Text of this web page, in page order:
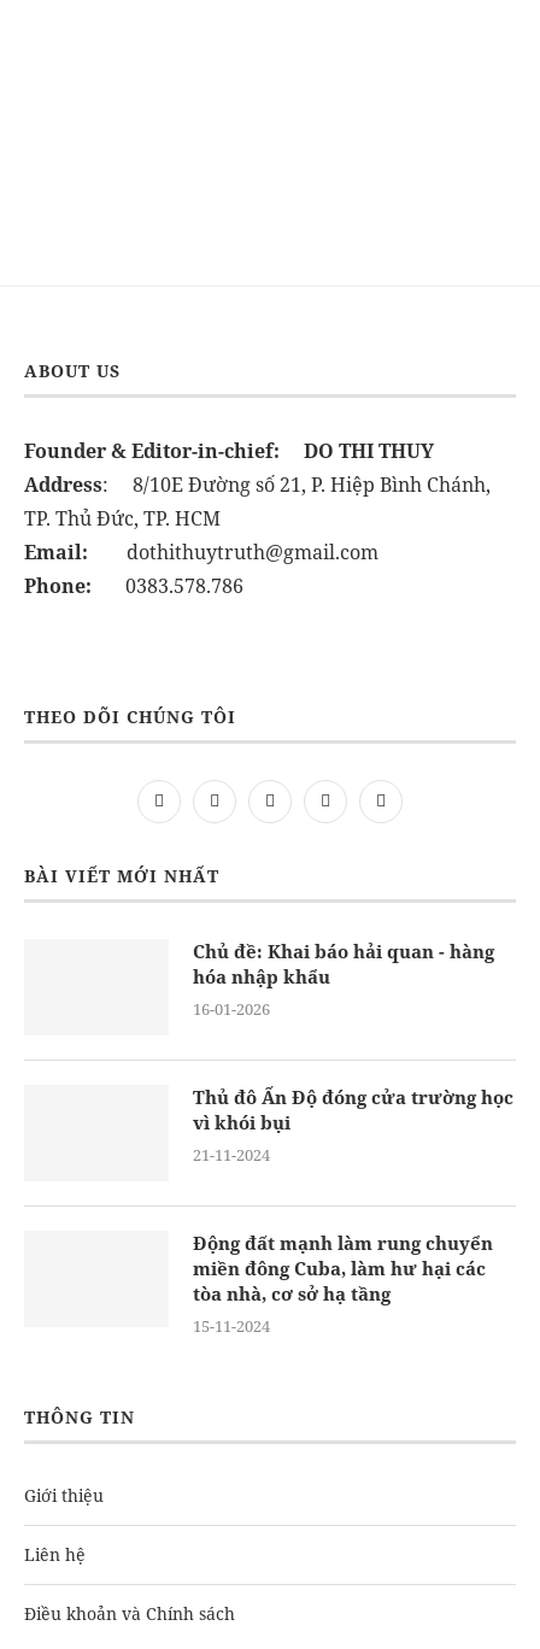
ABOUT US
Founder & Editor-in-chief:
DO THI THUY
Address: 8/10E Đường số 21, P. Hiệp Bình Chánh,
TP. Thủ Đức, TP. HCM
Email: dothithuytruth@gmail.com
Phone: 0383.578.786
THEO DÕI CHÚNG TÔI
BÀI VIẾT MỚI NHẤT
Chủ đề: Khai báo hải quan - hàng
hóa nhập khẩu
16-01-2026
Thủ đô Ấn Độ đóng cửa trường học
vì khói bụi
21-11-2024
Động đất mạnh làm rung chuyển
miền đông Cuba, làm hư hại các
tòa nhà, cơ sở hạ tầng
15-11-2024
THÔNG TIN
Giới thiệu
Liên hệ
Điều khoản và Chính sách